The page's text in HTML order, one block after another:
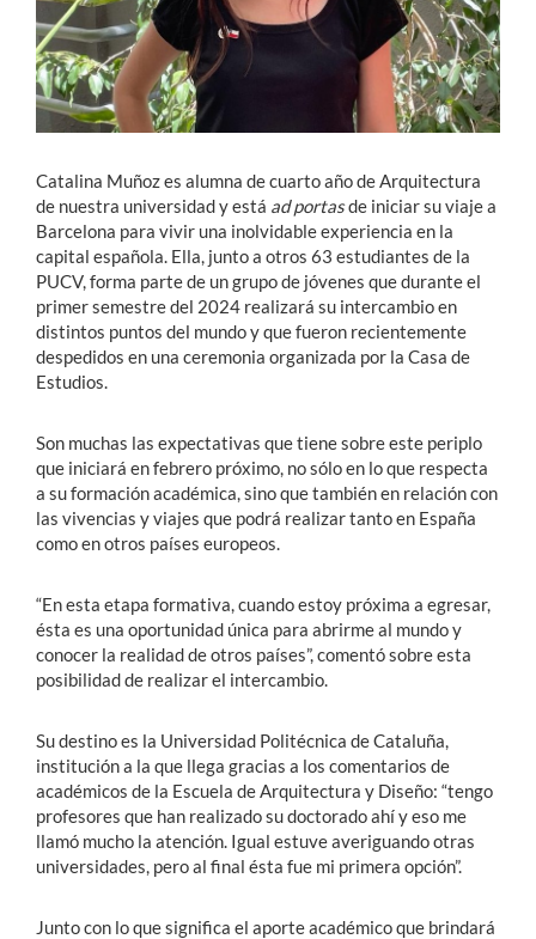
Alumni
English
Catalina Muñoz es alumna de cuarto año de Arquitectura
de nuestra universidad y está ad portasde iniciar su viaje a
Barcelona para vivir una inolvidable experiencia en la
capital española. Ella, junto a otros 63 estudiantes de la
PUCV, forma parte de un grupo de jóvenes que durante el
primer semestre del 2024 realizará su intercambio en
distintos puntos del mundo y que fueron recientemente
despedidos en una ceremonia organizada por la Casa de
Estudios.
Son muchas las expectativas que tiene sobre este periplo
que iniciará en febrero próximo, no sólo en lo que respecta
a su formación académica, sino que también en relación con
las vivencias y viajes que podrá realizar tanto en España
como en otros países europeos.
“En esta etapa formativa, cuando estoy próxima a egresar,
ésta es una oportunidad única para abrirme al mundo y
conocer la realidad de otros países”, comentó sobre esta
posibilidad de realizar el intercambio.
Su destino es la Universidad Politécnica de Cataluña,
institución a la que llega gracias a los comentarios de
académicos de la Escuela de Arquitectura y Diseño: “tengo
profesores que han realizado su doctorado ahí y eso me
llamó mucho la atención. Igual estuve averiguando otras
universidades, pero al final ésta fue mi primera opción”.
Junto con lo que significa el aporte académico que brindará